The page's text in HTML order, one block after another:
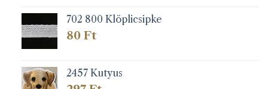
702 800 Klöplicsipke
80 Ft
2457 Kutyus